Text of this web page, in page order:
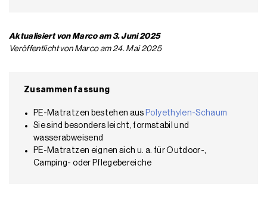
Aktualisiert von Marco am 3. Juni 2025
Veröffentlicht von Marco am 24. Mai 2025
Zusammenfassung
PE-Matratzen bestehen aus Polyethylen-Schaum
Sie sind besonders leicht, formstabil und
wasserabweisend
PE-Matratzen eignen sich u. a. für Outdoor-,
Camping- oder Pflegebereiche